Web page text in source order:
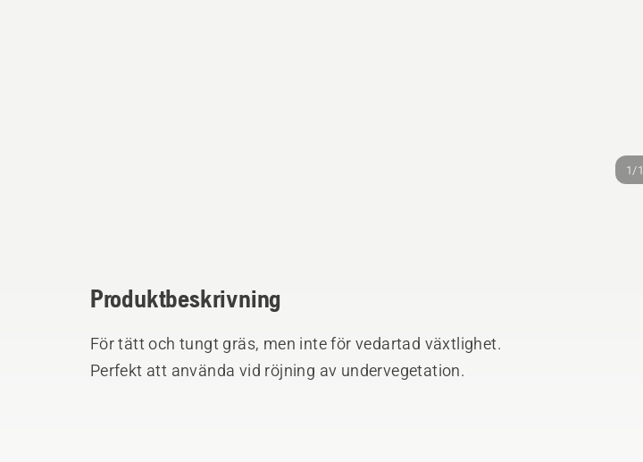
1/1
Produktbeskrivning
För tätt och tungt gräs, men inte för vedartad växtlighet.
Perfekt att använda vid röjning av undervegetation.